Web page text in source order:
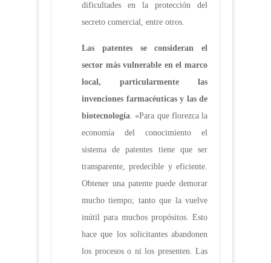
dificultades en la protección del
secreto comercial, entre otros.
Las patentes se consideran el
sector más vulnerable en el marco
local, particularmente las
invenciones farmacéuticas y las de
biotecnología. «Para que florezca la
economía del conocimiento el
sistema de patentes tiene que ser
transparente, predecible y eficiente.
Obtener una patente puede demorar
mucho tiempo; tanto que la vuelve
inútil para muchos propósitos. Esto
hace que los solicitantes abandonen
los procesos o ni los presenten. Las